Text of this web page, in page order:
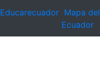
Educarecuador Mapa del
Ecuador